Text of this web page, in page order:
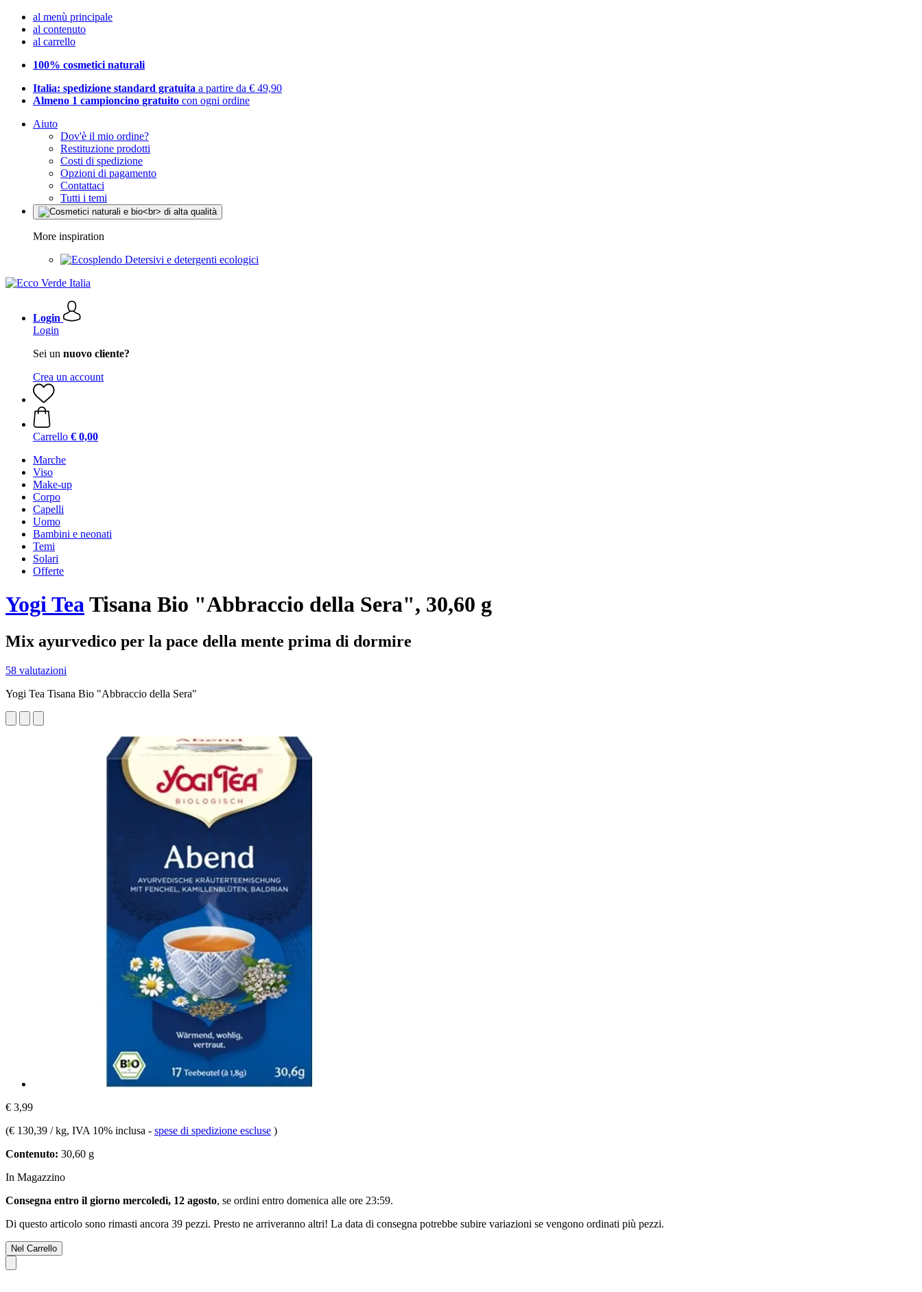
al menù principale
al contenuto
al carrello
100% cosmetici naturali
Italia: spedizione standard gratuita a partire da € 49,90
Almeno 1 campioncino gratuito con ogni ordine
Aiuto
Dov'è il mio ordine?
Restituzione prodotti
Costi di spedizione
Opzioni di pagamento
Contattaci
Tutti i temi
More inspiration
Detersivi e detergenti ecologici
Login
Login
Sei un nuovo cliente?
Crea un account
Carrello € 0,00
Marche
Viso
Make-up
Corpo
Capelli
Uomo
Bambini e neonati
Temi
Solari
Offerte
Yogi TeaTisana Bio "Abbraccio della Sera", 30,60 g
Mix ayurvedico per la pace della mente prima di dormire
58 valutazioni
Yogi Tea Tisana Bio "Abbraccio della Sera"
€ 3,99
(€ 130,39 / kg, IVA 10% inclusa - spese di spedizione escluse )
Contenuto: 30,60 g
In Magazzino
Consegna entro il giorno mercoledì, 12 agosto, se ordini entro domenica alle ore 23:59.
Di questo articolo sono rimasti ancora 39 pezzi. Presto ne arriveranno altri! La data di consegna potrebbe subire variazioni se vengono ordinati più pezzi.
Nel Carrello